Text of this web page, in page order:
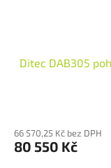
Ditec DAB305
66 570,25 Kč bez DPH
80 550 Kč